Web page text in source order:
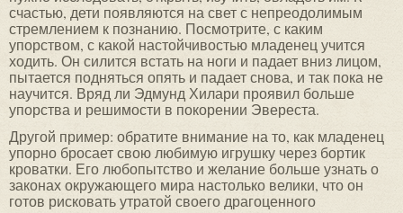
счастью, дети появляются на свет с непреодолимым
стремлением к познанию. Посмотрите, с каким
упорством, с какой настойчивостью младенец учится
ходить. Он силится встать на ноги и падает вниз лицом,
пытается подняться опять и падает снова, и так пока не
научится. Вряд ли Эдмунд Хилари проявил больше
упорства и решимости в покорении Эвереста.
Другой пример: обратите внимание на то, как младенец
упорно бросает свою любимую игрушку через бортик
кроватки. Его любопытство и желание больше узнать о
законах окружающего мира настолько велики, что он
готов рисковать утратой своего драгоценного